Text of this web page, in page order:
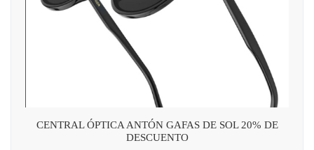
CENTRAL ÓPTICA ANTÓN GAFAS DE SOL 20% DE
DESCUENTO